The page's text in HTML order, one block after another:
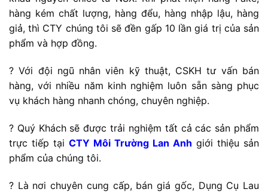
hàng kém chất lượng, hàng đểu, hàng nhập lậu, hàng
giả, thì CTY chúng tôi sẽ đền gấp 10 lần giá trị của sản
phẩm và hợp đồng.
? Với đội ngũ nhân viên kỹ thuật, CSKH tư vấn bán
hàng, với nhiều năm kinh nghiệm luôn sẵn sàng phục
vụ khách hàng nhanh chóng, chuyên nghiệp.
? Quý Khách sẽ được trải nghiệm tất cả các sản phẩm
trực tiếp tại CTY Môi Trường Lan Anh giới thiệu sản
phẩm của chúng tôi.
? Là nơi chuyên cung cấp, bán giá gốc, Dụng Cụ Lau